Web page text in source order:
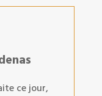
ce jour,